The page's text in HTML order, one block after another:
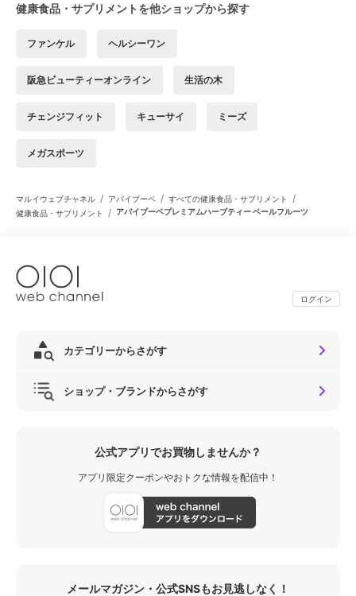
健康食品・サプリメントを他ショップから探す
ファンケル ヘルシーワン
阪急ビューティーオンライン 生活の木
チェンジフィット キューサイ ミーズ
メガスポーツ
マルイウェブチャネル / アバイブーベ / すべての健康食品・サプリメント /
健康食品・サプリメント / アバイブーベプレミアムハーブティー ベールフルーツ
ログイン
カテゴリーからさがす
ショップ・ブランドからさがす
公式アプリでお買物しませんか？
アプリ限定クーポンやおトクな情報を配信中！
メールマガジン・公式SNSもお見逃しなく！